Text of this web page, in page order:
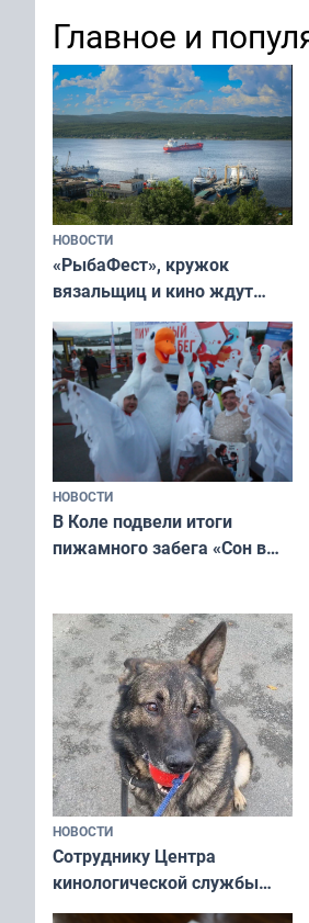
Главное и
НОВОСТИ
«РыбаФест», кружок
вязальщиц и кино ждут
мурманчан в эти выходные
НОВОСТИ
В Коле подвели итоги
пижамного забега «Сон в
НОВОСТИ
Сотруднику Центра
кинологической службы
ищут новый дом